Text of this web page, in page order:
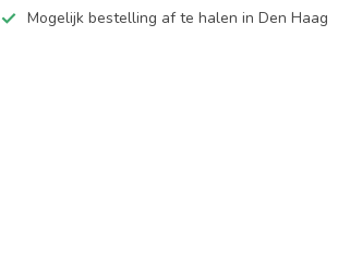
Mogelijk bestelling af te halen in Den Haag